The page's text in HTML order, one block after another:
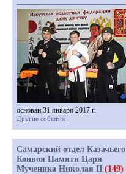
основан 31 января 2017 г.
Другие события
Самарский отдел Казачьего
Конвоя Памяти Царя
Мученика Николая II (149)